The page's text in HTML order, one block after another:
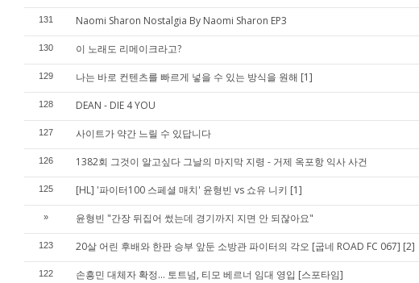
131 Naomi Sharon Nostalgia By Naomi Sharon EP3
130 이 노래도 리메이크라고?
129 나는 바로 컨텐츠를 빠르게 넣을 수 있는 방식을 원해 [1]
128 DEAN - DIE 4 YOU
127 사이트가 약간 느릴 수 있답니다
126 1382회 그것이 알고싶다 그날의 마지막 지령 - 거제 옥포항 익사 사건
125 [HL] '파이터100 스페셜 매치' 윤형빈 vs 쇼유 니키 [1]
» 윤형빈 "간장 뒤집어 썼는데 경기까지 지면 안 되잖아요"
123 20살 어린 후배와 한판 승부 앞둔 소방관 파이터의 각오 [굽네 ROAD FC 067] [2]
122 손흥민 대체자 확정... 토트넘, 티모 베르너 임대 영입 [스포타임]